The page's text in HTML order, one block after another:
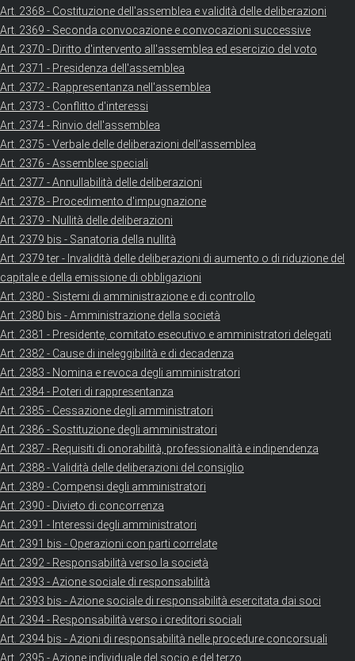
Art. 2368 - Costituzione dell'assemblea e validità delle deliberazioni
Art. 2369 - Seconda convocazione e convocazioni successive
Art. 2370 - Diritto d'intervento all'assemblea ed esercizio del voto
Art. 2371 - Presidenza dell'assemblea
Art. 2372 - Rappresentanza nell'assemblea
Art. 2373 - Conflitto d'interessi
Art. 2374 - Rinvio dell'assemblea
Art. 2375 - Verbale delle deliberazioni dell'assemblea
Art. 2376 - Assemblee speciali
Art. 2377 - Annullabilità delle deliberazioni
Art. 2378 - Procedimento d'impugnazione
Art. 2379 - Nullità delle deliberazioni
Art. 2379 bis - Sanatoria della nullità
Art. 2379 ter - Invalidità delle deliberazioni di aumento o di riduzione del
capitale e della emissione di obbligazioni
Art. 2380 - Sistemi di amministrazione e di controllo
Art. 2380 bis - Amministrazione della società
Art. 2381 - Presidente, comitato esecutivo e amministratori delegati
Art. 2382 - Cause di ineleggibilità e di decadenza
Art. 2383 - Nomina e revoca degli amministratori
Art. 2384 - Poteri di rappresentanza
Art. 2385 - Cessazione degli amministratori
Art. 2386 - Sostituzione degli amministratori
Art. 2387 - Requisiti di onorabilità, professionalità e indipendenza
Art. 2388 - Validità delle deliberazioni del consiglio
Art. 2389 - Compensi degli amministratori
Art. 2390 - Divieto di concorrenza
Art. 2391 - Interessi degli amministratori
Art. 2391 bis - Operazioni con parti correlate
Art. 2392 - Responsabilità verso la società
Art. 2393 - Azione sociale di responsabilità
Art. 2393 bis - Azione sociale di responsabilità esercitata dai soci
Art. 2394 - Responsabilità verso i creditori sociali
Art. 2394 bis - Azioni di responsabilità nelle procedure concorsuali
Art. 2395 - Azione individuale del socio e del terzo